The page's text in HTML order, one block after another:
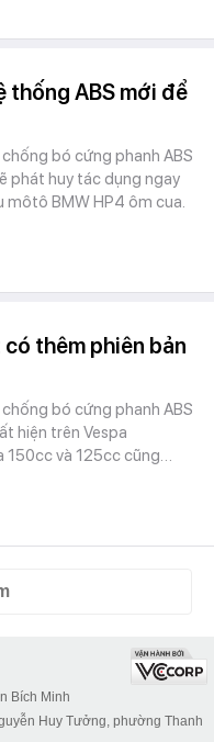
thống ABS mới để
bó cứng phanh ABS
phát huy tác dụng ngay
môtô BMW HP4 ôm cua.
thêm phiên bản
bó cứng phanh ABS
hiện trên Vespa
150cc và 125cc cũng…
Bích Minh
Huy Tưởng, phường Thanh